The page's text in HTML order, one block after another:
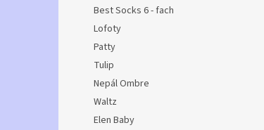
Best Socks 6 - fach
Lofoty
Patty
Tulip
Nepál Ombre
Waltz
Elen Baby